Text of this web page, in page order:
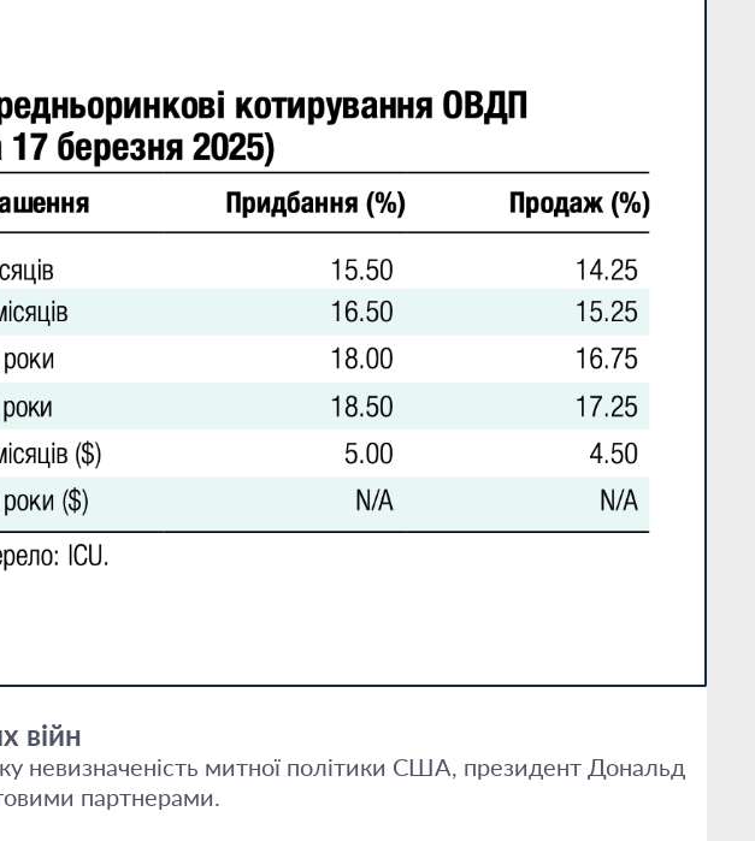
війн
невизначеність митної політики США, президент Дональд
партнерами.